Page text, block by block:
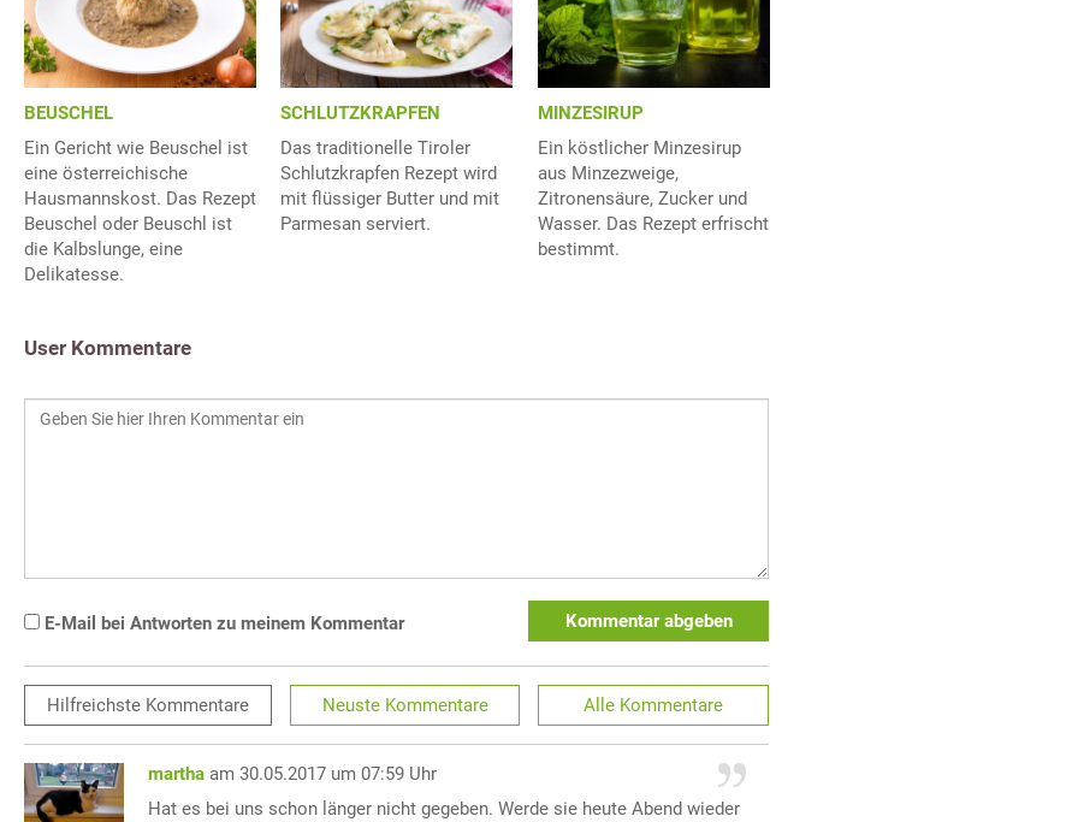
BEUSCHEL
Ein Gericht wie Beuschel ist
eine österreichische
Hausmannskost. Das Rezept
Beuschel oder Beuschl ist
die Kalbslunge, eine
Delikatesse.
SCHLUTZKRAPFEN
Das traditionelle Tiroler
Schlutzkrapfen Rezept wird
mit flüssiger Butter und mit
Parmesan serviert.
MINZESIRUP
Ein köstlicher Minzesirup
aus Minzezweige,
Zitronensäure, Zucker und
Wasser. Das Rezept erfrischt
bestimmt.
User Kommentare
E-Mail bei Antworten zu meinem Kommentar Kommentar abgeben
Hilfreichste Kommentare Neuste Kommentare Alle Kommentare
martha am 30.05.2017 um 07:59 Uhr
Hat es bei uns schon länger nicht gegeben. Werde sie heute Abend wieder